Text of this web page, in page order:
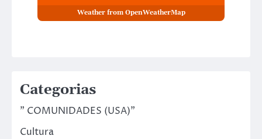
Weather from OpenWeatherMap
Categorias
" COMUNIDADES (USA)"
Cultura